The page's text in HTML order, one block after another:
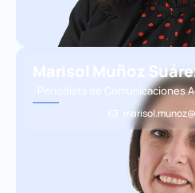
Marisol Muñoz
Periodista de Comunicaciones